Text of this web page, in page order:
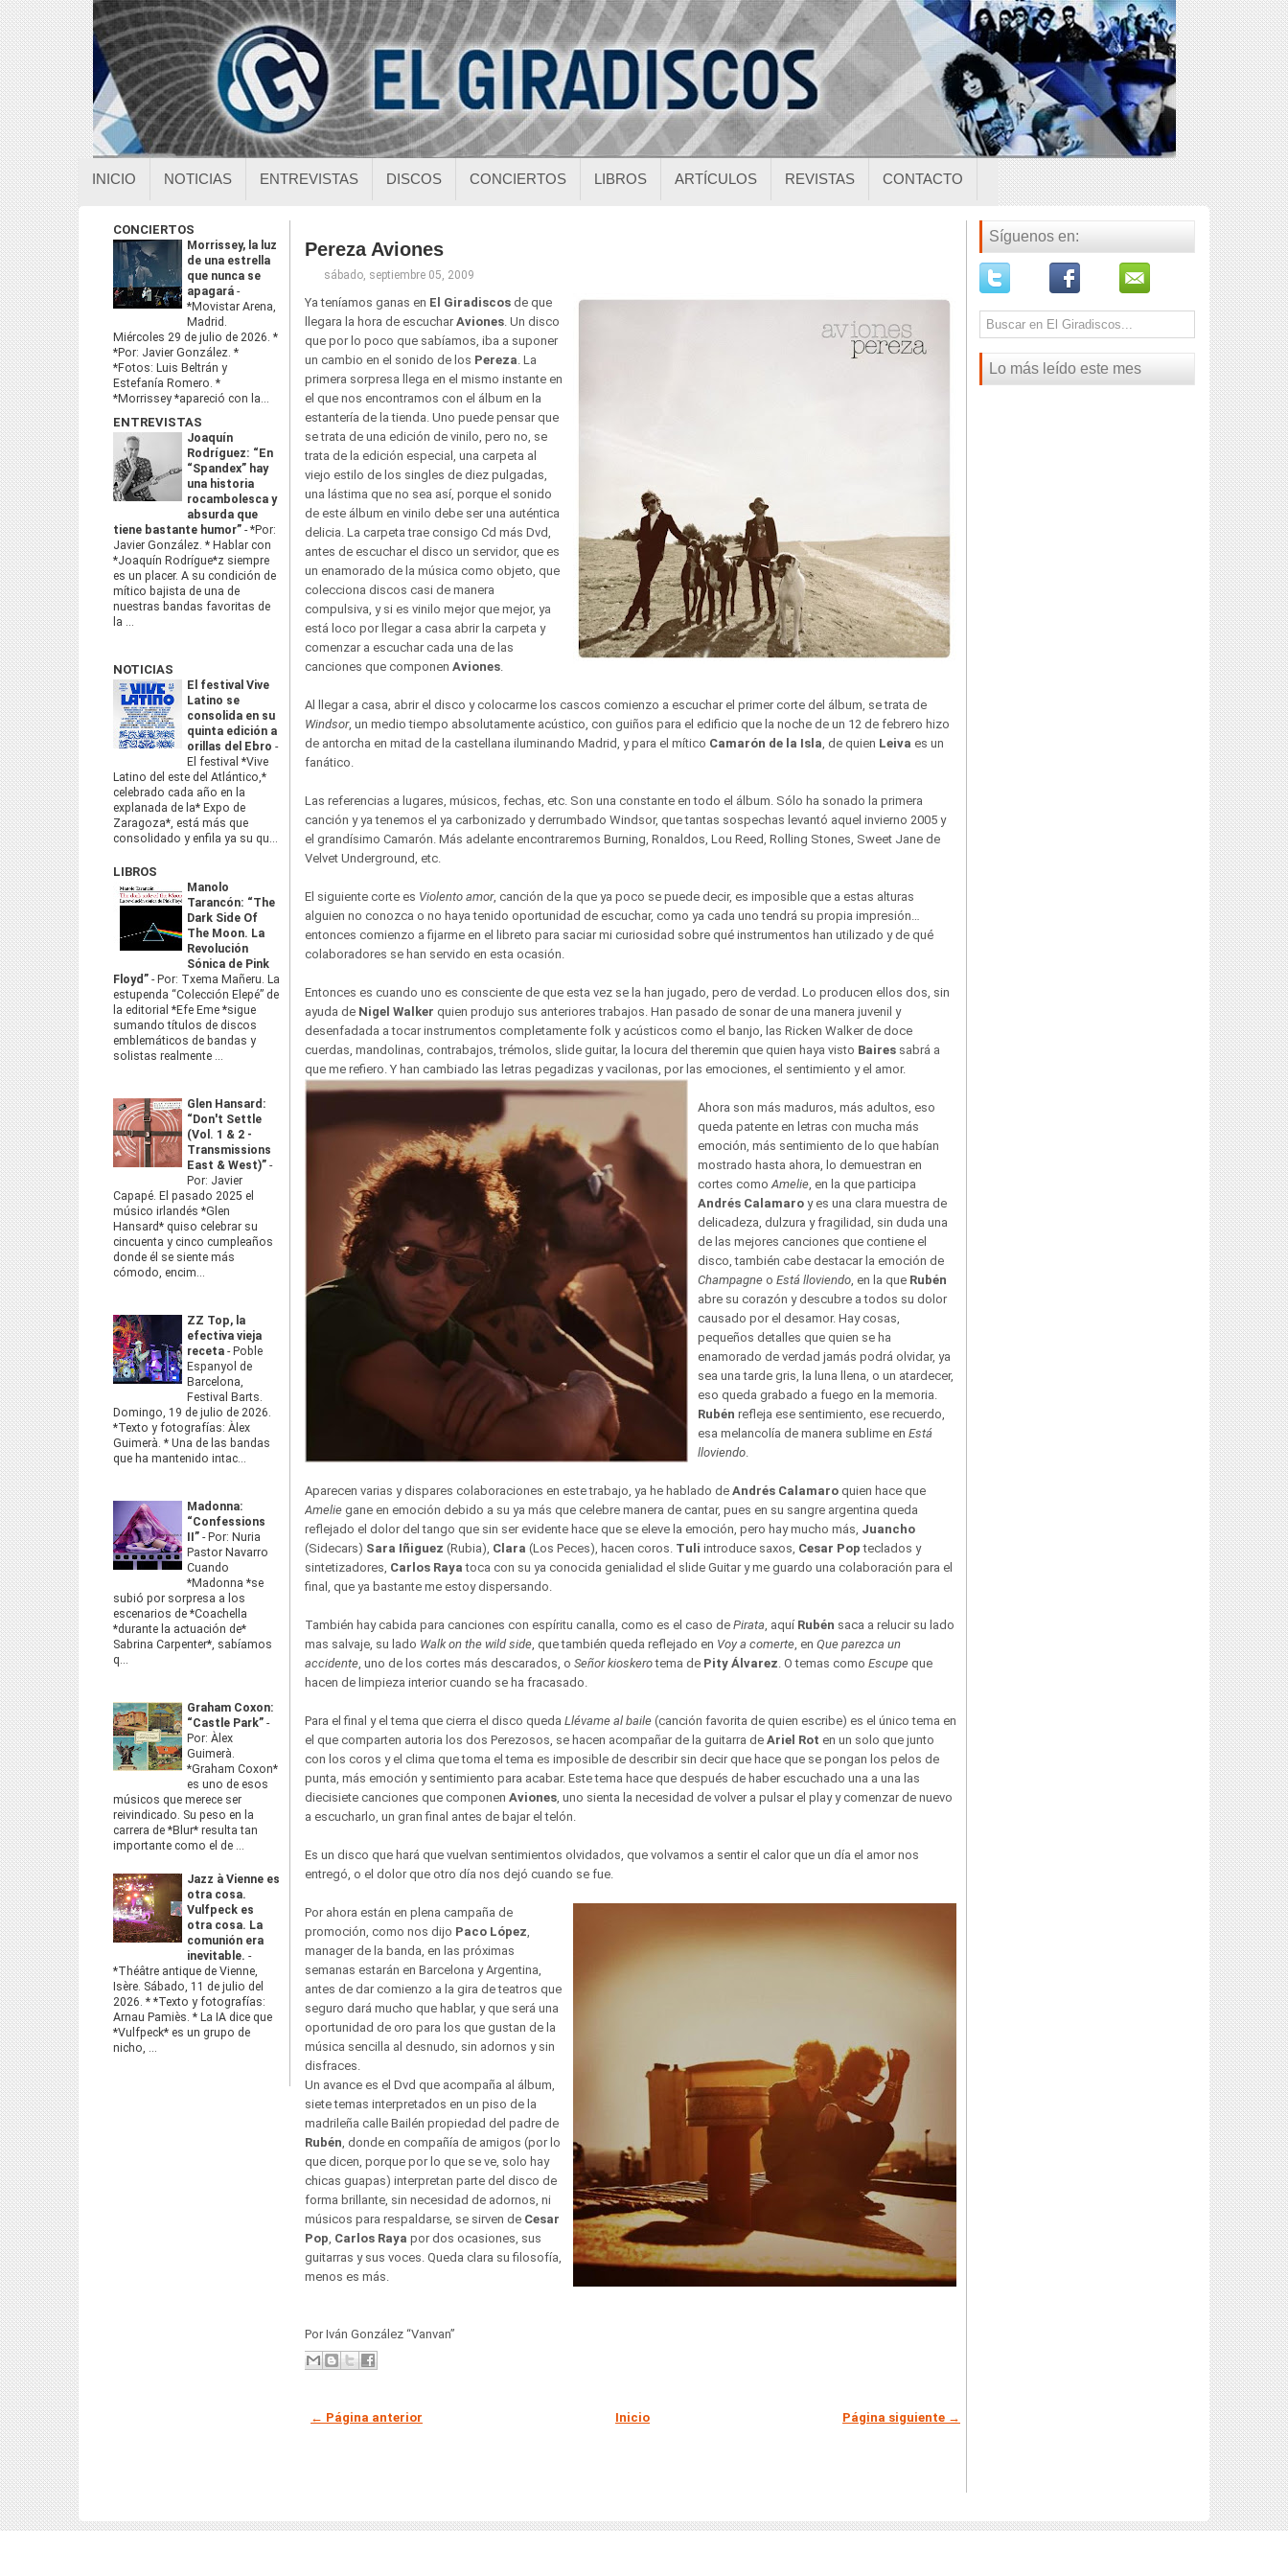
INICIO NOTICIAS ENTREVISTAS DISCOS CONCIERTOS LIBROS ARTÍCULOS REVISTAS CONTACTO
CONCIERTOS
Morrissey, la luz
de una estrella
que nunca se
apagará -
*Movistar Arena,
Madrid.
Miércoles 29 de julio de 2026. *
*Por: Javier González. *
*Fotos: Luis Beltrán y
Estefanía Romero. *
*Morrissey *apareció con la...
ENTREVISTAS
Joaquín
Rodríguez: “En
“Spandex” hay
una historia
rocambolesca y
absurda que
tiene bastante humor” -*Por:
Javier González. * Hablar con
*Joaquín Rodrígue*z siempre
es un placer. A su condición de
mítico bajista de una de
nuestras bandas favoritas de
la ...
NOTICIAS
El festival Vive
Latino se
consolida en su
quinta edición a
orillas del Ebro -
El festival *Vive
Latino del este del Atlántico,*
celebrado cada año en la
explanada de la* Expo de
Zaragoza*, está más que
consolidado y enfila ya su qu...
LIBROS
Manolo
Tarancón: “The
Dark Side Of
The Moon. La
Revolución
Sónica de Pink
Floyd” - Por: Txema Mañeru. La
estupenda “Colección Elepé” de
la editorial *Efe Eme *sigue
sumando títulos de discos
emblemáticos de bandas y
solistas realmente ...
Glen Hansard:
“Don't Settle
(Vol. 1 & 2 -
Transmissions
East & West)” -
Por: Javier
Capapé. El pasado 2025 el
músico irlandés *Glen
Hansard* quiso celebrar su
cincuenta y cinco cumpleaños
donde él se siente más
cómodo, encim...
ZZ Top, la
efectiva vieja
receta - Poble
Espanyol de
Barcelona,
Festival Barts.
Domingo, 19 de julio de 2026.
*Texto y fotografías: Àlex
Guimerà. * Una de las bandas
que ha mantenido intac...
Madonna:
“Confessions
II” - Por: Nuria
Pastor Navarro
Cuando
*Madonna *se
subió por sorpresa a los
escenarios de *Coachella
*durante la actuación de*
Sabrina Carpenter*, sabíamos
q...
Graham Coxon:
“Castle Park” -
Por: Àlex
Guimerà.
*Graham Coxon*
es uno de esos
músicos que merece ser
reivindicado. Su peso en la
carrera de *Blur* resulta tan
importante como el de ...
Jazz à Vienne es
otra cosa.
Vulfpeck es
otra cosa. La
comunión era
inevitable. -
*Théâtre antique de Vienne,
Isère. Sábado, 11 de julio del
2026. * *Texto y fotografías:
Arnau Pamiès. * La IA dice que
*Vulfpeck* es un grupo de
nicho, ...
Pereza Aviones
sábado, septiembre 05, 2009
Ya teníamos ganas en El Giradiscos de que
llegara la hora de escucharAviones. Un disco
que por lo poco que sabíamos, iba a suponer
un cambio en el sonido de los Pereza. La
primera sorpresa llega en el mismo instante en
el que nos encontramos con el álbum en la
estantería de la tienda. Uno puede pensar que
se trata de una edición de vinilo, pero no, se
trata de la edición especial, una carpeta al
viejo estilo de los singles de diez pulgadas,
una lástima que no sea así, porque el sonido
de este álbum en vinilo debe ser una auténtica
delicia. La carpeta trae consigo Cd más Dvd,
antes de escuchar el disco un servidor, que es
un enamorado de la música como objeto, que
colecciona discos casi de manera
compulsiva, y si es vinilo mejor que mejor, ya
está loco por llegar a casa abrir la carpeta y
comenzar a escuchar cada una de las
canciones que componen Aviones.
Al llegar a casa, abrir el disco y colocarme los cascos comienzo a escuchar el primer corte del álbum, se trata de
Windsor, un medio tiempo absolutamente acústico, con guiños para el edificio que la noche de un 12 de febrero hizo
de antorcha en mitad de la castellana iluminando Madrid, y para el mítico Camarón de la Isla, de quien Leiva es un
fanático.
Las referencias a lugares, músicos, fechas, etc. Son una constante en todo el álbum. Sólo ha sonado la primera
canción y ya tenemos el ya carbonizado y derrumbado Windsor, que tantas sospechas levantó aquel invierno 2005 y
el grandísimo Camarón. Más adelante encontraremos Burning, Ronaldos, Lou Reed, Rolling Stones, Sweet Jane de
Velvet Underground, etc.
El siguiente corte es Violento amor, canción de la que ya poco se puede decir, es imposible que a estas alturas
alguien no conozca o no haya tenido oportunidad de escuchar, como ya cada uno tendrá su propia impresión…
entonces comienzo a fijarme en el libreto para saciar mi curiosidad sobre qué instrumentos han utilizado y de qué
colaboradores se han servido en esta ocasión.
Entonces es cuando uno es consciente de que esta vez se la han jugado, pero de verdad. Lo producen ellos dos, sin
ayuda de Nigel Walker quien produjo sus anteriores trabajos. Han pasado de sonar de una manera juvenil y
desenfadada a tocar instrumentos completamente folk y acústicos como el banjo, las Ricken Walker de doce
cuerdas, mandolinas, contrabajos, trémolos, slide guitar, la locura del theremin que quien haya visto Baires sabrá a
que me refiero. Y han cambiado las letras pegadizas y vacilonas, por las emociones, el sentimiento y el amor.
Ahora son más maduros, más adultos, eso
queda patente en letras con mucha más
emoción, más sentimiento de lo que habían
mostrado hasta ahora, lo demuestran en
cortes comoAmelie, en la que participa
Andrés Calamaro y es una clara muestra de
delicadeza, dulzura y fragilidad, sin duda una
de las mejores canciones que contiene el
disco, también cabe destacar la emoción de
Champagne o Está lloviendo, en la que Rubén
abre su corazón y descubre a todos su dolor
causado por el desamor. Hay cosas,
pequeños detalles que quien se ha
enamorado de verdad jamás podrá olvidar, ya
sea una tarde gris, la luna llena, o un atardecer,
eso queda grabado a fuego en la memoria.
Rubén refleja ese sentimiento, ese recuerdo,
esa melancolía de manera sublime en Está
lloviendo.
Aparecen varias y dispares colaboraciones en este trabajo, ya he hablado de Andrés Calamaro quien hace que
Amelie gane en emoción debido a su ya más que celebre manera de cantar, pues en su sangre argentina queda
reflejado el dolor del tango que sin ser evidente hace que se eleve la emoción, pero hay mucho más, Juancho
(Sidecars) Sara Iñiguez (Rubia), Clara (Los Peces), hacen coros. Tuli introduce saxos, Cesar Pop teclados y
sintetizadores, Carlos Raya toca con su ya conocida genialidad el slide Guitar y me guardo una colaboración para el
final, que ya bastante me estoy dispersando.
También hay cabida para canciones con espíritu canalla, como es el caso de Pirata, aquí Rubén saca a relucir su lado
mas salvaje, su lado Walk on the wild side, que también queda reflejado en Voy a comerte, en Que parezca un
accidente, uno de los cortes más descarados, o Señor kioskerotema de Pity Álvarez. O temas como Escupe que
hacen de limpieza interior cuando se ha fracasado.
Para el final y el tema que cierra el disco queda Llévame al baile (canción favorita de quien escribe) es el único tema en
el que comparten autoria los dos Perezosos, se hacen acompañar de la guitarra de Ariel Rot en un solo que junto
con los coros y el clima que toma el tema es imposible de describir sin decir que hace que se pongan los pelos de
punta, más emoción y sentimiento para acabar. Este tema hace que después de haber escuchado una a una las
diecisiete canciones que componen Aviones, uno sienta la necesidad de volver a pulsar el play y comenzar de nuevo
a escucharlo, un gran final antes de bajar el telón.
Es un disco que hará que vuelvan sentimientos olvidados, que volvamos a sentir el calor que un día el amor nos
entregó, o el dolor que otro día nos dejó cuando se fue.
Por ahora están en plena campaña de
promoción, como nos dijo Paco López,
manager de la banda, en las próximas
semanas estarán en Barcelona y Argentina,
antes de dar comienzo a la gira de teatros que
seguro dará mucho que hablar, y que será una
oportunidad de oro para los que gustan de la
música sencilla al desnudo, sin adornos y sin
disfraces.
Un avance es el Dvd que acompaña al álbum,
siete temas interpretados en un piso de la
madrileña calle Bailén propiedad del padre de
Rubén, donde en compañía de amigos (por lo
que dicen, porque por lo que se ve, solo hay
chicas guapas) interpretan parte del disco de
forma brillante, sin necesidad de adornos, ni
músicos para respaldarse, se sirven de Cesar
Pop, Carlos Raya por dos ocasiones, sus
guitarras y sus voces. Queda clara su filosofía,
menos es más.
Por Iván González “Vanvan”
← Página anterior Página siguiente →
Inicio
Síguenos en:
Lo más leído este mes